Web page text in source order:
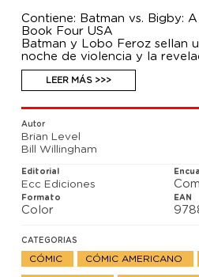
Contiene: Batman vs. Bigby:
Book Four USA
Batman y Lobo Feroz sellan
noche de violencia y la
enemigo común tiene algo
mágica entre Gotham City y
LEER MÁS >>>
Autor
Brian Level
Bill Willingham
Editorial
Ecc Ediciones
Formato
Color
EAN
CATEGORIAS
CÓMIC CÓMIC AMERICANO